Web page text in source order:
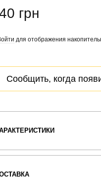
грн
для отображения
Сообщить, когда